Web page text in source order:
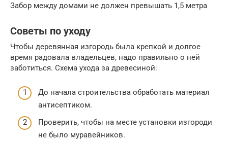
Забор между домами не должен превышать 1,5 метра
Советы по уходу
Чтобы деревянная изгородь была крепкой и долгое
время радовала владельцев, надо правильно о ней
заботиться. Схема ухода за древесиной:
До начала строительства обработать материал
антисептиком.
Проверить, чтобы на месте установки изгороди
не было муравейников.